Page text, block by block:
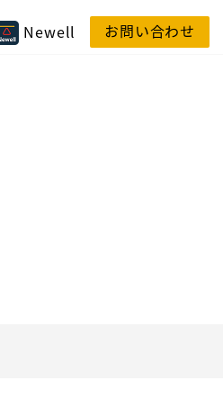
Newell お問い合わせ